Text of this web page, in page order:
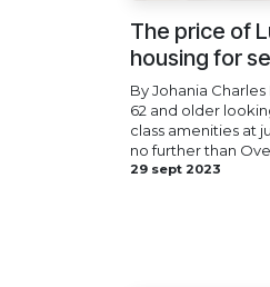
The price of
housing for
By Johania
62 and older
class amenities at
no further than
29 sept 2023